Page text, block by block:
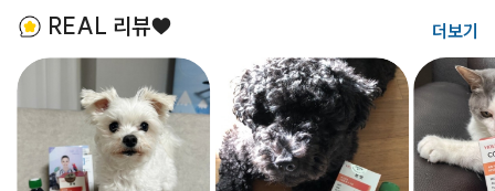
REAL 리뷰♥ 더보기